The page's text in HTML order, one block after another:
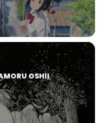
OSHII